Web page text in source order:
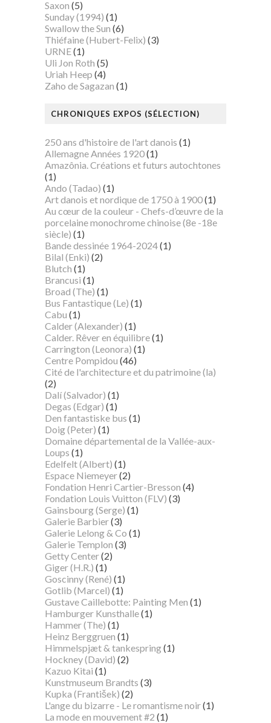
Saxon (5)
Sunday (1994) (1)
Swallow the Sun (6)
Thiéfaine (Hubert-Felix) (3)
URNE(1)
Uli Jon Roth (5)
Uriah Heep (4)
Zaho de Sagazan (1)
CHRONIQUES EXPOS (SÉLECTION)
250 ans d'histoire de l'art danois (1)
Allemagne Années 1920(1)
Amazônia. Créations et futurs autochtones
(1)
Ando (Tadao) (1)
Art danois et nordique de 1750 à 1900(1)
Au cœur de la couleur - Chefs-d’œuvre de la
porcelaine monochrome chinoise (8e -18e
siècle) (1)
Bande dessinée 1964-2024(1)
Bilal (Enki) (2)
Blutch (1)
Brancusi (1)
Broad (The) (1)
Bus Fantastique (Le) (1)
Cabu (1)
Calder (Alexander) (1)
Calder. Rêver en équilibre(1)
Carrington (Leonora) (1)
Centre Pompidou (46)
Cité de l'architecture et du patrimoine (la)
(2)
Dalí (Salvador) (1)
Degas (Edgar) (1)
Den fantastiske bus (1)
Doig (Peter) (1)
Domaine départemental de la Vallée-aux-
Loups (1)
Edelfelt (Albert) (1)
Espace Niemeyer(2)
Fondation Henri Cartier-Bresson (4)
Fondation Louis Vuitton (FLV) (3)
Gainsbourg (Serge) (1)
Galerie Barbier(3)
Galerie Lelong & Co (1)
Galerie Templon (3)
Getty Center(2)
Giger (H.R.) (1)
Goscinny (René) (1)
Gotlib (Marcel) (1)
Gustave Caillebotte: Painting Men (1)
Hamburger Kunsthalle(1)
Hammer (The) (1)
Heinz Berggruen (1)
Himmelspjæt & tankespring(1)
Hockney (David) (2)
Kazuo Kitai (1)
Kunstmuseum Brandts (3)
Kupka (František) (2)
L'ange du bizarre - Le romantisme noir(1)
La mode en mouvement #2 (1)